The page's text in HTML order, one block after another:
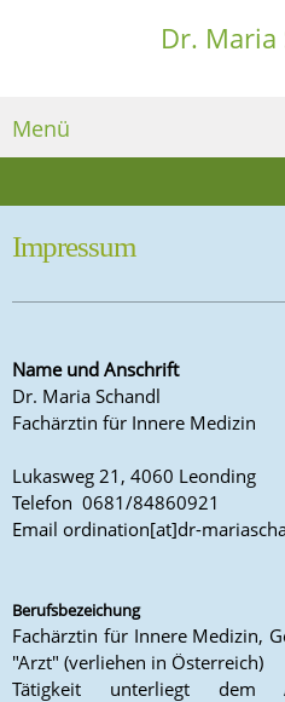
Dr. Maria
Menü
Impressum
Name und Anschrift
Dr. Maria Schandl
Fachärztin für Innere Medizin
Lukasweg 21, 4060 Leonding
Telefon 0681/84860921
Email ta.ldnahcsairam-
Berufsbezeichung
Fachärztin für Innere Medizin,
"Arzt" (verliehen in Österreich)
Tätigkeit unterliegt dem